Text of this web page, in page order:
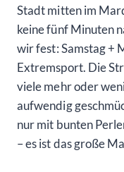
Stadt mitten im
keine fünf Minuten
wir fest: Samstag +
Extremsport. Die
viele mehr oder
aufwendig
nur mit bunten
– es ist das große